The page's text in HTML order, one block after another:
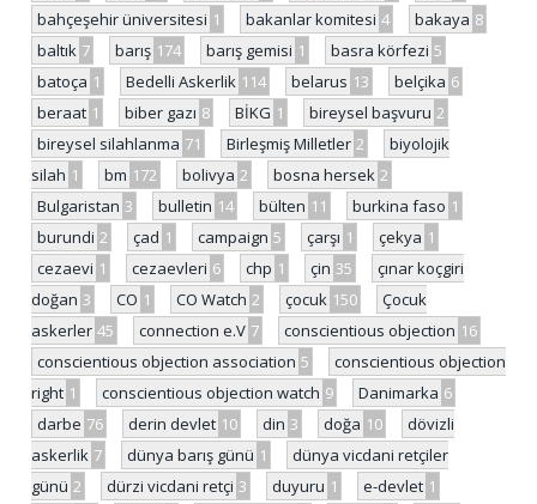
bahçeşehir üniversitesi 1 bakanlar komitesi 4 bakaya 8
baltık 7 barış 174 barış gemisi 1 basra körfezi 5
batoça 1 Bedelli Askerlik 114 belarus 13 belçika 6
beraat 1 biber gazı 8 BİKG 1 bireysel başvuru 2
bireysel silahlanma 71 Birleşmiş Milletler 2
biyolojik
silah 1 bm 172 bolivya 2 bosna hersek 2
Bulgaristan 3 bulletin 14 bülten 11 burkina faso 1
burundi 2 çad 1 campaign 5 çarşı 1 çekya 1
cezaevi 1 cezaevleri 6 chp 1 çin 35
çınar koçgiri
doğan 3 CO 1 CO Watch 2 çocuk 150
Çocuk
askerler 45 connection e.V 7 conscientious objection 16
conscientious objection association 5
conscientious objection
right 1 conscientious objection watch 9 Danimarka 6
darbe 76 derin devlet 10 din 3 doğa 10
dövizli
askerlik 7 dünya barış günü 1
dünya vicdani retçiler
günü 2 dürzi vicdani retçi 3 duyuru 1 e-devlet 1